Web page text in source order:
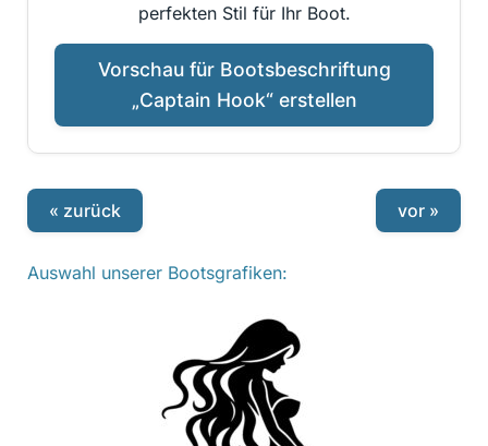
perfekten Stil für Ihr Boot.
Vorschau für Bootsbeschriftung
„Captain Hook“ erstellen
« zurück vor »
Auswahl unserer Bootsgrafiken: